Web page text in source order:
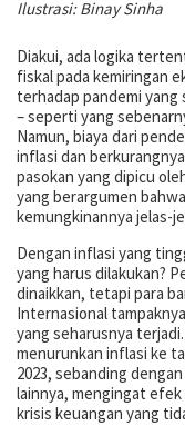
Ilustrasi: Binay Sinha
Diakui, ada logika
fiskal pada kemiringan
terhadap pandemi yang
– seperti yang
Namun, biaya dari
inflasi dan
pasokan yang dipicu
yang berargumen
kemungkinannya jelas-
Dengan inflasi yang
yang harus dilakukan?
dinaikkan, tetapi para
Internasional
yang seharusnya
menurunkan inflasi ke
2023, sebanding
lainnya, mengingat
krisis keuangan yang